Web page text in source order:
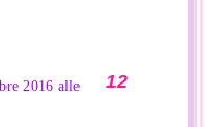
2016 alle